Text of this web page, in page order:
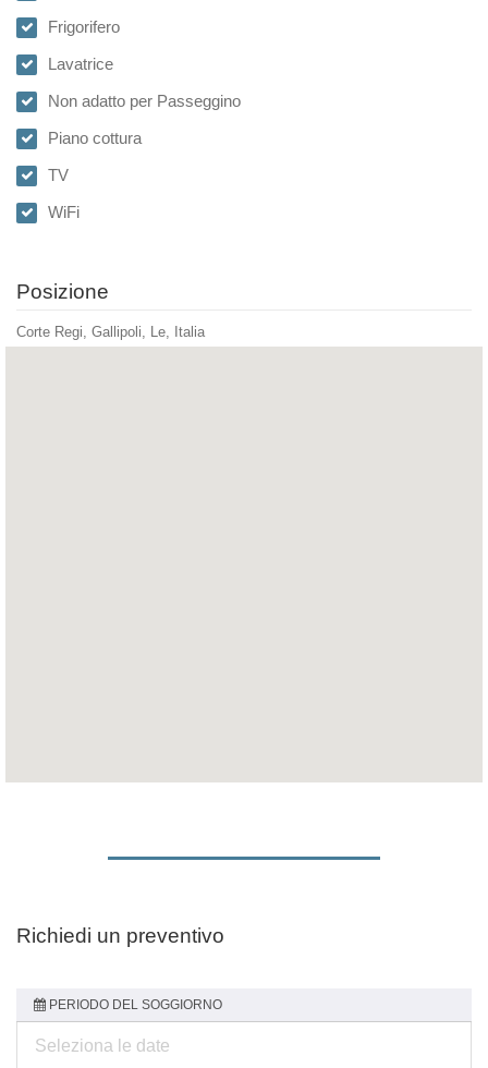
Frigorifero
Lavatrice
Non adatto per Passeggino
Piano cottura
TV
WiFi
Posizione
Corte Regi, Gallipoli, Le, Italia
Richiedi un preventivo